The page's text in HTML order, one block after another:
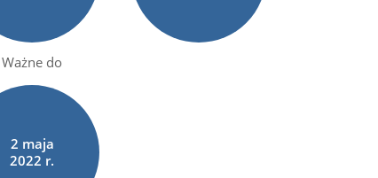
Ważne do
2 maja
2022 r.